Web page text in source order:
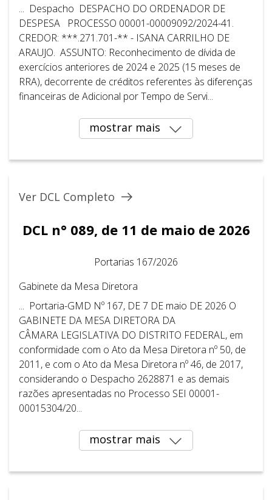
... Despacho DESPACHO DO ORDENADOR DE
DESPESA PROCESSO 00001-00009092/2024-41.
CREDOR: ***.271.701-** - ISANA CARRILHO DE
ARAUJO. ASSUNTO: Reconhecimento de dívida de
exercícios anteriores de 2024 e 2025 (15 meses de
RRA), decorrente de créditos referentes às diferenças
financeiras de Adicional por Tempo de Servi...
mostrar mais
Ver DCL Completo
DCL n° 089, de 11 de maio de 2026
Portarias 167/2026
Gabinete da Mesa Diretora
... Portaria-GMD Nº 167, DE 7 DE maio DE 2026 O
GABINETE DA MESA DIRETORA DA
CÂMARA LEGISLATIVA DO DISTRITO FEDERAL, em
conformidade com o Ato da Mesa Diretora nº 50, de
2011, e com o Ato da Mesa Diretora nº 46, de 2017,
considerando o Despacho 2628871 e as demais
razões apresentadas no Processo SEI 00001-
00015304/20...
mostrar mais